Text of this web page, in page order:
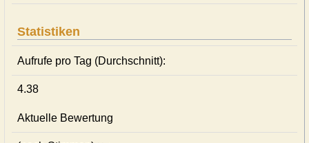
Statistiken
Aufrufe pro Tag (Durchschnitt):
4.38
Aktuelle Bewertung